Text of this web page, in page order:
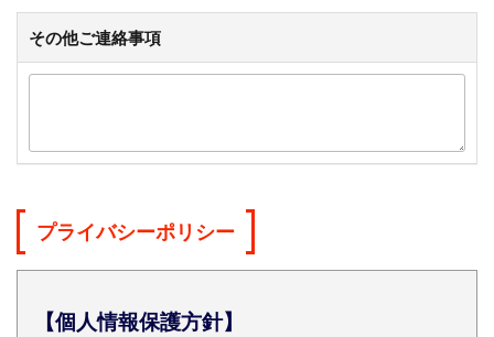
その他ご連絡事項
プライバシーポリシー
【個人情報保護方針】